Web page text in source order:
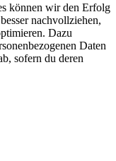
können wir den Erfolg
nachvollziehen,
Dazu
Daten
sofern du deren